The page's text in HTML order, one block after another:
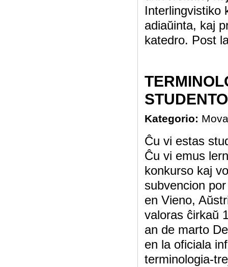
Interlingvistiko
adiaŭinta, kaj
katedro. Post
Kategorio:
Ĉu vi estas
Ĉu vi emus
konkurso kaj
subvencion
en Vieno,
valoras ĉirkaŭ
an de marto
en la oficiala
terminologia-